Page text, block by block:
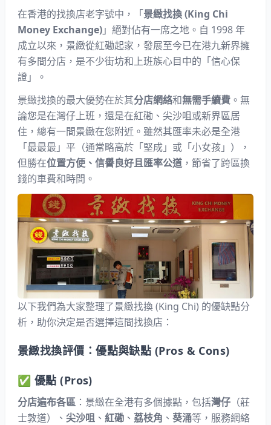
在香港的找換店老字號中，「景緻找換 (King Chi
Money Exchange)」絕對佔有一席之地。自 1998 年
成立以來，景緻從紅磡起家，發展至今已在港九新界擁
有多間分店，是不少街坊和上班族心目中的「信心保
證」。
景緻找換的最大優勢在於其分店網絡和無需手續費 。無
論您是在灣仔上班，還是在紅磡、尖沙咀或新界區居
住，總有一間景緻在您附近。雖然其匯率未必是全港
「最最最」平（通常略高於「堅成」或「小女孩」），
但勝在位置方便、信譽良好且匯率公道 ，節省了跨區換
錢的車費和時間。
以下我們為大家整理了景緻找換 (King Chi) 的優缺點分
析，助你決定是否選擇這間找換店：
景緻找換評價：優點與缺點 (Pros & Cons)
✅ 優點 (Pros)
分店遍布各區 ：景緻在全港有多個據點，包括灣仔 （莊
士敦道）、 尖沙咀 、 紅磡 、 荔枝角 、 葵涌等，服務網絡